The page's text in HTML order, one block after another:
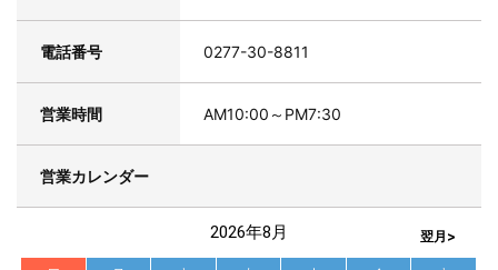
電話番号 0277-30-8811
営業時間 AM10:00～PM7:30
営業カレンダー
2026年8月 翌月>